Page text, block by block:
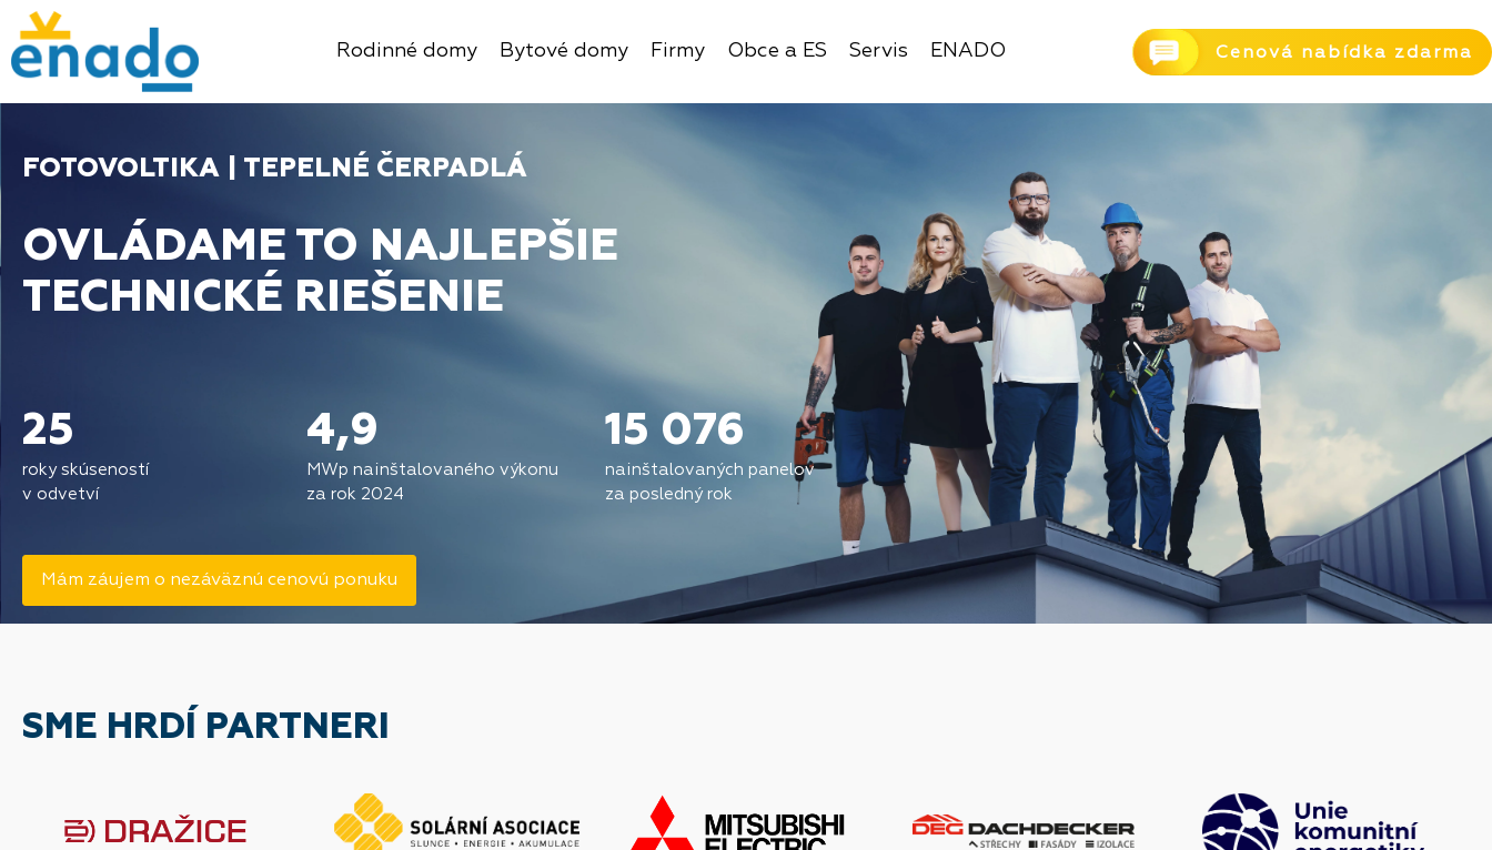
Rodinné domy Bytové domy Firmy Obce a ES Servis ENADO Cenová nabídka zdarma
FOTOVOLTIKA | TEPELNÉ ČERPADLÁ
OVLÁDAME TO NAJLEPŠIE
TECHNICKÉ RIEŠENIE
25
roky skúseností
v odvetví
4,9
MWp nainštalovaného výkonu
za rok 2024
15 076
nainštalovaných panelov
za posledný rok
Mám záujem o nezáväznú cenovú ponuku
SME HRDÍ PARTNERI